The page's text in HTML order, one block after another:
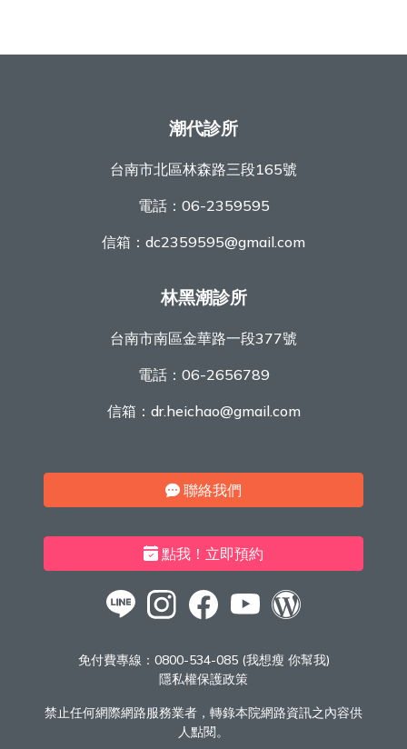
潮代診所
台南市北區林森路三段165號
電話： 06-2359595
信箱： dc2359595@gmail.com
林黑潮診所
台南市南區金華路一段377號
電話： 06-2656789
信箱： dr.heichao@gmail.com
聯絡我們
點我！立即預約
免付費專線： 0800-534-085 (我想瘦 你幫我)
隱私權保護政策
禁止任何網際網路服務業者，轉錄本院網路資訊之內容供
人點閱。